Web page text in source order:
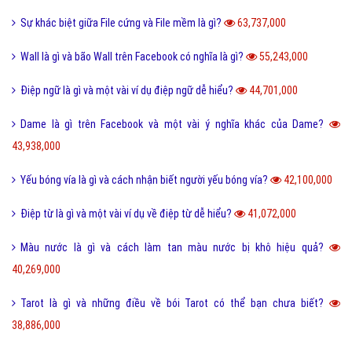
Sự khác biệt giữa File cứng và File mềm là gì? 63,737,000
Wall là gì và bão Wall trên Facebook có nghĩa là gì? 55,243,000
Điệp ngữ là gì và một vài ví dụ điệp ngữ dễ hiểu? 44,701,000
Dame là gì trên Facebook và một vài ý nghĩa khác của Dame?
43,938,000
Yếu bóng vía là gì và cách nhận biết người yếu bóng vía? 42,100,000
Điệp từ là gì và một vài ví dụ về điệp từ dễ hiểu? 41,072,000
Màu nước là gì và cách làm tan màu nước bị khô hiệu quả?
40,269,000
Tarot là gì và những điều về bói Tarot có thể bạn chưa biết?
38,886,000